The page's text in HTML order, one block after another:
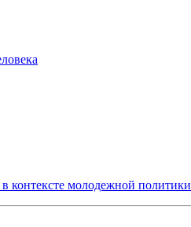
контексте молодежной политики